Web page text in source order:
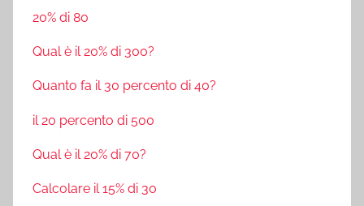
20% di 80
Qual è il 20% di 300?
Quanto fa il 30 percento di 40?
il 20 percento di 500
Qual è il 20% di 70?
Calcolare il 15% di 30